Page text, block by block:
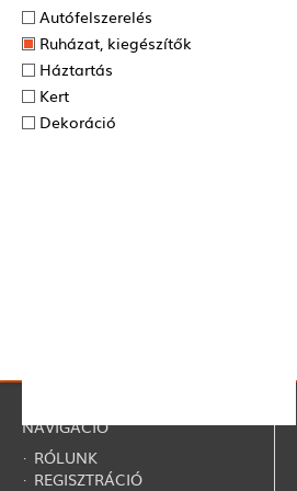
Autófelszerelés
Ruházat, kiegészítők
Háztartás
Kert
Dekoráció
NAVIGÁCIÓ
· RÓLUNK
· REGISZTRÁCIÓ